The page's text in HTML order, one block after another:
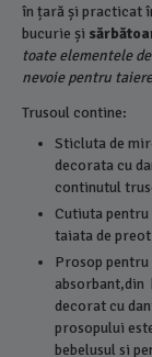
în țară și practicat
bucurie și
toate elementele
nevoie pentru
Trusoul contine:
Sticluta de
decorata cu
continutul
Cutiuta
taiata de
Prosop
absorbant,din
decorat cu
prosopului
bebelusul si